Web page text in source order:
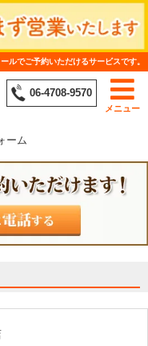
ルでご予約いただけるサービスです。
メニュー
06-4708-9570
ーム